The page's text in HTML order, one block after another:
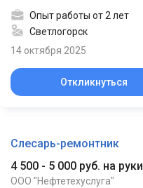
Опыт работы от 2 лет
Светлогорск
14 октября 2025
Откликнуться
Слесарь-ремонтник
4 500 - 5 000 руб. на руки
ООО "Нефтетехуслуга"